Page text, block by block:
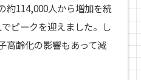
約114,000人から増加を続
ピークを迎えました。し
高齢化の影響もあって減